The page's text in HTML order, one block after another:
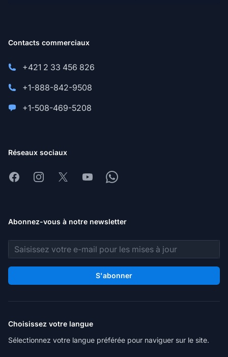
Contacts commerciaux
+421 2 33 456 826
+1-888-842-9508
+1-508-469-5208
Réseaux sociaux
FacebookInstagram
X YoutubeWhatsapp
Abonnez-vous à notre newsletter
Adresse e-mail
S'abonner
Choisissez votre langue
Sélectionnez votre langue préférée pour naviguer sur le site.